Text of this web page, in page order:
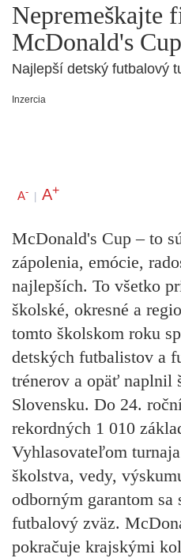
Nepremeškajte
McDonald's Cup
Najlepší detský futbalový
Inzercia
A- | A+
McDonald's Cup – to
zápolenia, emócie,
najlepších. To všetko
školské, okresné a
tomto školskom roku
detských futbalistov a
trénerov a opäť naplnil
Slovensku. Do 24.
rekordných 1 010
Vyhlasovateľom
školstva, vedy,
odborným garantom sa
futbalový zväz.
pokračuje krajskými